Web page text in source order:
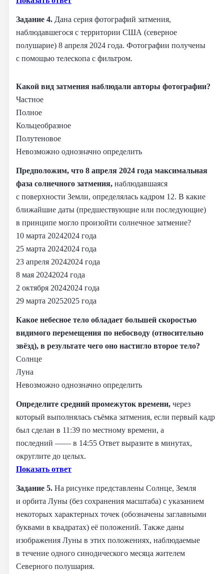
Задание 4. Дана серия фотографий затмения,
наблюдавшегося с территории США (северное
полушарие) 8 апреля 2024 года. Фотографии получены
с помощью телескопа с фильтром.
Какой вид затмения наблюдали авторы фотографии?
Частное
Полное
Кольцеобразное
Полутеновое
Невозможно однозначно определить
Предположим, что 8 апреля 2024 года максимальная
фаза солнечного затмения, наблюдавшаяся
с поверхности Земли, определялась кадром 12. В какие
ближайшие даты (предшествующие или последующие)
в принципе могло произойти солнечное затмение?
10 марта 20242024 года
25 марта 20242024 года
23 апреля 20242024 года
8 мая 20242024 года
2 октября 20242024 года
29 марта 20252025 года
Какое небесное тело обладает большей скоростью
видимого перемещения по небосводу (относительно
звёзд), в результате чего оно настигло второе тело?
Солнце
Луна
Невозможно однозначно определить
Определите средний промежуток времени, через
который выполнялась съёмка затмения, если первый кадр
был сделан в 11:39 по местному времени, а
последний —— в 14:55 Ответ выразите в минутах,
округлите до целых.
Показать ответ
Задание 5. На рисунке представлены Солнце, Земля
и орбита Луны (без сохранения масштаба) с указанием
некоторых характерных точек (обозначены заглавными
буквами в квадратах) её положений. Также даны
изображения Луны в этих положениях, наблюдаемые
в течение одного синодического месяца жителем
Северного полушария.